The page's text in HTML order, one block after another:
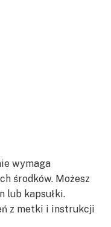
wymaga
środków. Możesz
lub kapsułki.
z metki i instrukcji